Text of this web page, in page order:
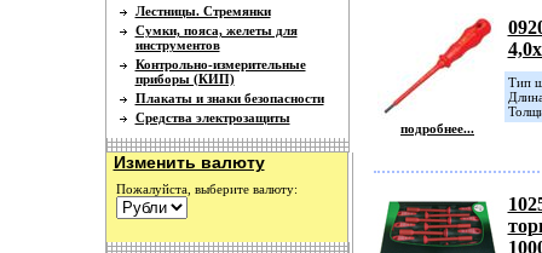
Лестницы. Стремянки
Сумки, пояса, желеты для
инструментов
Контрольно-измерительные
приборы (КИП)
Плакаты и знаки безопасности
Средства электрозащиты
Изменить валюту
Пожалуйста, выберите валюту:
подробнее...
Тип